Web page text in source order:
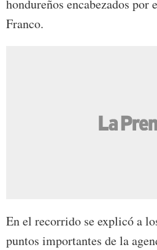
hondureños encabezados por
Franco.
En el recorrido se explicó a
puntos importantes de la